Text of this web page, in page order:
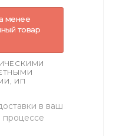
менее
товар
ИП
в ваш
процессе